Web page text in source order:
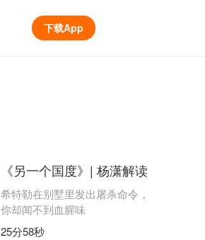
下载App
《另一个国度》| 杨潇解读
希特勒在别墅里发出屠杀命令，
你却闻不到血腥味
25分58秒